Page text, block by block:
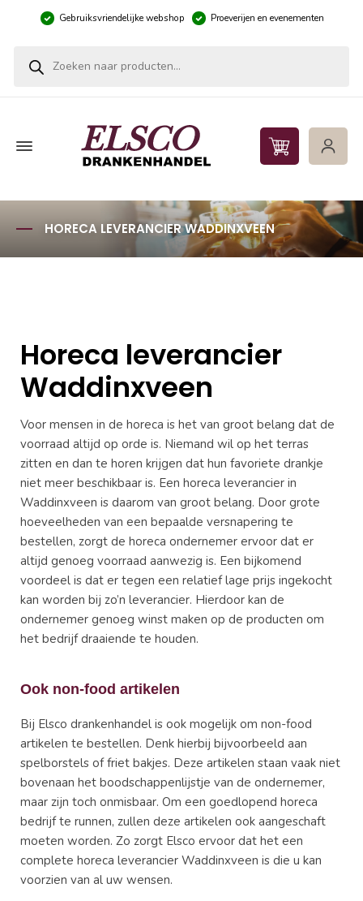
Gebruiksvriendelijke webshop Proeverijen en evenementen
HORECA LEVERANCIER WADDINXVEEN
Horeca leverancier
Waddinxveen
Voor mensen in de horeca is het van groot belang dat de
voorraad altijd op orde is. Niemand wil op het terras
zitten en dan te horen krijgen dat hun favoriete drankje
niet meer beschikbaar is. Een horeca leverancier in
Waddinxveen is daarom van groot belang. Door grote
hoeveelheden van een bepaalde versnapering te
bestellen, zorgt de horeca ondernemer ervoor dat er
altijd genoeg voorraad aanwezig is. Een bijkomend
voordeel is dat er tegen een relatief lage prijs ingekocht
kan worden bij zo’n leverancier. Hierdoor kan de
ondernemer genoeg winst maken op de producten om
het bedrijf draaiende te houden.
Ook non-food artikelen
Bij Elsco drankenhandel is ook mogelijk om non-food
artikelen te bestellen. Denk hierbij bijvoorbeeld aan
spelborstels of friet bakjes. Deze artikelen staan vaak niet
bovenaan het boodschappenlijstje van de ondernemer,
maar zijn toch onmisbaar. Om een goedlopend horeca
bedrijf te runnen, zullen deze artikelen ook aangeschaft
moeten worden. Zo zorgt Elsco ervoor dat het een
complete horeca leverancier Waddinxveen is die u kan
voorzien van al uw wensen.